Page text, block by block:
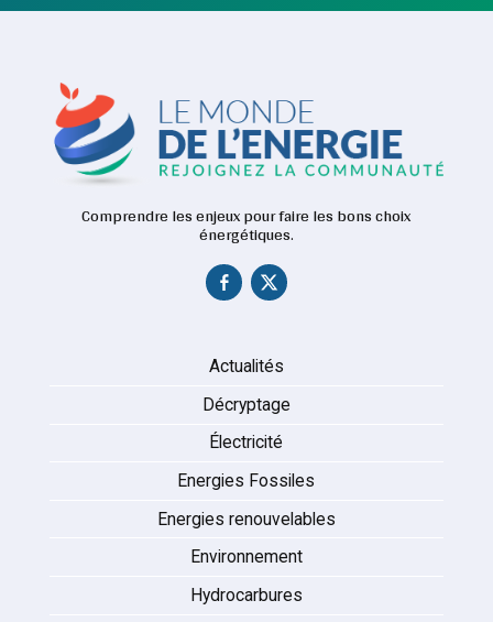
Comprendre les enjeux pour faire les bons choix
énergétiques.
Actualités
Décryptage
Électricité
Energies Fossiles
Energies renouvelables
Environnement
Hydrocarbures